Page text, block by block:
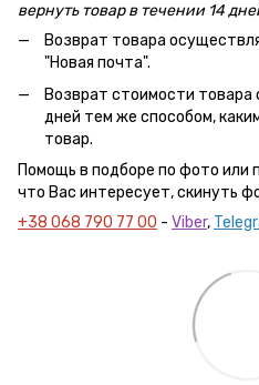
вернуть товар в течении 14
Возврат товара
"Новая почта".
Возврат стоимости товара
дней тем же способом,
товар.
Помощь в подборе по фото или
что Вас интересует, скинуть
+38 068 790 77 00 - Viber,